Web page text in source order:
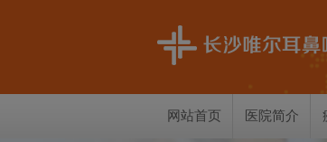
网站首页 医院简介